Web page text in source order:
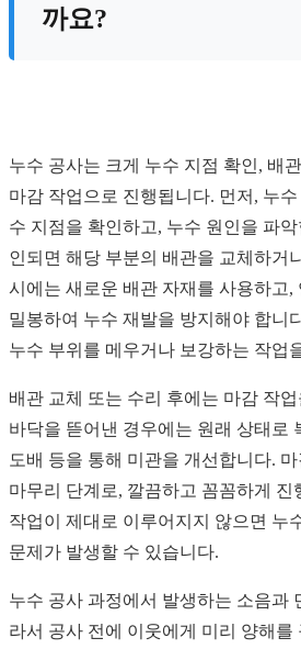
까요?
누수 공사는 크게 누수 지점 확인, 배
마감 작업으로 진행됩니다. 먼저, 누
수 지점을 확인하고, 누수 원인을 파
인되면 해당 부분의 배관을 교체하거
시에는 새로운 배관 자재를 사용하고,
밀봉하여 누수 재발을 방지해야 합니
누수 부위를 메우거나 보강하는 작업
배관 교체 또는 수리 후에는 마감 작
바닥을 뜯어낸 경우에는 원래 상태로
도배 등을 통해 미관을 개선합니다.
마무리 단계로, 깔끔하고 꼼꼼하게 진
작업이 제대로 이루어지지 않으면 누
문제가 발생할 수 있습니다.
누수 공사 과정에서 발생하는 소음과
라서 공사 전에 이웃에게 미리 양해를